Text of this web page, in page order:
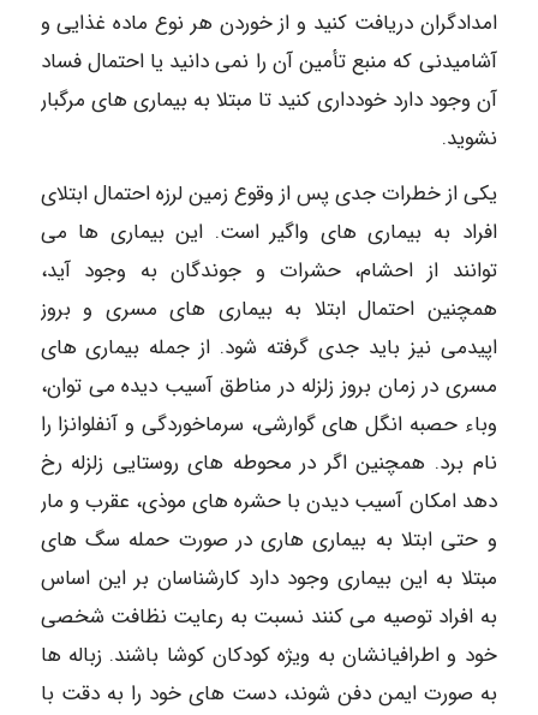
امدادگران دریافت کنید و از خوردن هر نوع ماده غذایی و
آشامیدنی که منبع تأمین آن را نمی دانید یا احتمال فساد
آن وجود دارد خودداری کنید تا مبتلا به بیماری های مرگبار
نشوید.
یکی از خطرات جدی پس از وقوع زمین لرزه احتمال ابتلای
افراد به بیماری های واگیر است. این بیماری ها می
توانند از احشام، حشرات و جوندگان به وجود آید،
همچنین احتمال ابتلا به بیماری های مسری و بروز
اپیدمی نیز باید جدی گرفته شود. از جمله بیماری های
مسری در زمان بروز زلزله در مناطق آسیب دیده می توان،
وباء حصبه انگل های گوارشی، سرماخوردگی و آنفلوانزا را
نام برد. همچنین اگر در محوطه های روستایی زلزله رخ
دهد امکان آسیب دیدن با حشره های موذی، عقرب و مار
و حتی ابتلا به بیماری هاری در صورت حمله سگ های
مبتلا به این بیماری وجود دارد کارشناسان بر این اساس
به افراد توصیه می کنند نسبت به رعایت نظافت شخصی
خود و اطرافیانشان به ویژه کودکان کوشا باشند. زباله ها
به صورت ایمن دفن شوند، دست های خود را به دقت با